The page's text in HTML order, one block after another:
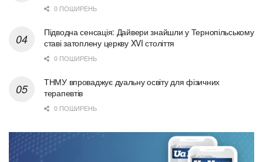
0 ПОШИРЕНЬ
Підводна сенсація: Дайвери знайшли у Тернопільському
ставі затоплену церкву XVI століття
0 ПОШИРЕНЬ
ТНМУ впроваджує дуальну освіту для фізичних
терапевтів
0 ПОШИРЕНЬ